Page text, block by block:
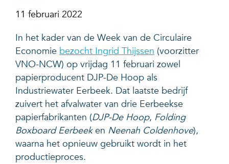
11 februari 2022
In het kader van de Week van de Circulaire
Economie bezocht Ingrid Thijssen (voorzitter
VNO-NCW) op vrijdag 11 februari zowel
papierproducent DJP-De Hoop als
Industriewater Eerbeek. Dat laatste bedrijf
zuivert het afvalwater van drie Eerbeekse
papierfabrikanten (DJP-De Hoop, Folding
Boxboard Eerbeeken Neenah Coldenhove),
waarna het opnieuw gebruikt wordt in het
productieproces.